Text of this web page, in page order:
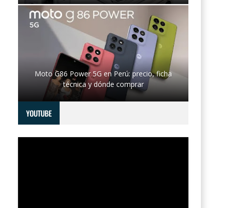
Moto G86 Power 5G en Perú: precio, ficha
técnica y dónde comprar
YOUTUBE